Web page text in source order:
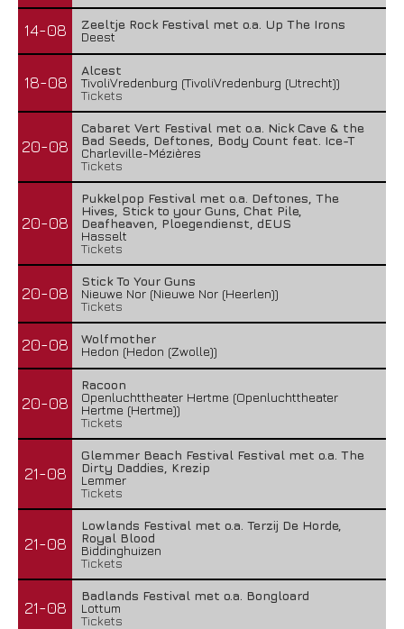
14-08
Zeeltje Rock Festival met o.a. Up The Irons
Deest
18-08
Alcest
TivoliVredenburg (TivoliVredenburg (Utrecht))
Tickets
20-08
Cabaret Vert Festival met o.a. Nick Cave & the
Bad Seeds, Deftones, Body Count feat. Ice-T
Charleville-Mézières
Tickets
20-08
Pukkelpop Festival met o.a. Deftones, The
Hives, Stick to your Guns, Chat Pile,
Deafheaven, Ploegendienst, dEUS
Hasselt
Tickets
20-08
Stick To Your Guns
Nieuwe Nor (Nieuwe Nor (Heerlen))
Tickets
20-08
Wolfmother
Hedon (Hedon (Zwolle))
20-08
Racoon
Openluchttheater Hertme (Openluchttheater
Hertme (Hertme))
Tickets
21-08
Glemmer Beach Festival Festival met o.a. The
Dirty Daddies, Krezip
Lemmer
Tickets
21-08
Lowlands Festival met o.a. Terzij De Horde,
Royal Blood
Biddinghuizen
Tickets
21-08
Badlands Festival met o.a. Bongloard
Lottum
Tickets